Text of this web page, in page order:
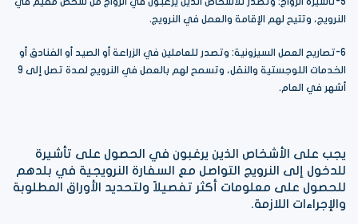
النرويج، وتتيح لهم الإقامة والعمل في النرويج.
6-تصاريح العمل السيزونية: وتصدر للعاملين في الزراعة أو الصيد أو الفنادق أو
الخدمات اللوجستية والنقل، وتسمح لهم بالعمل في النرويج لمدة تصل إلى 9
أشهر في العام.
يجب على الأشخاص الذين يرغبون في الحصول على تأشيرة
للدخول إلى النرويج التواصل مع السفارة النرويجية في بلدهم
للحصول على معلومات أكثر تفصيلاً ولتحديد الأوراق المطلوبة
والإجراءات اللازمة.